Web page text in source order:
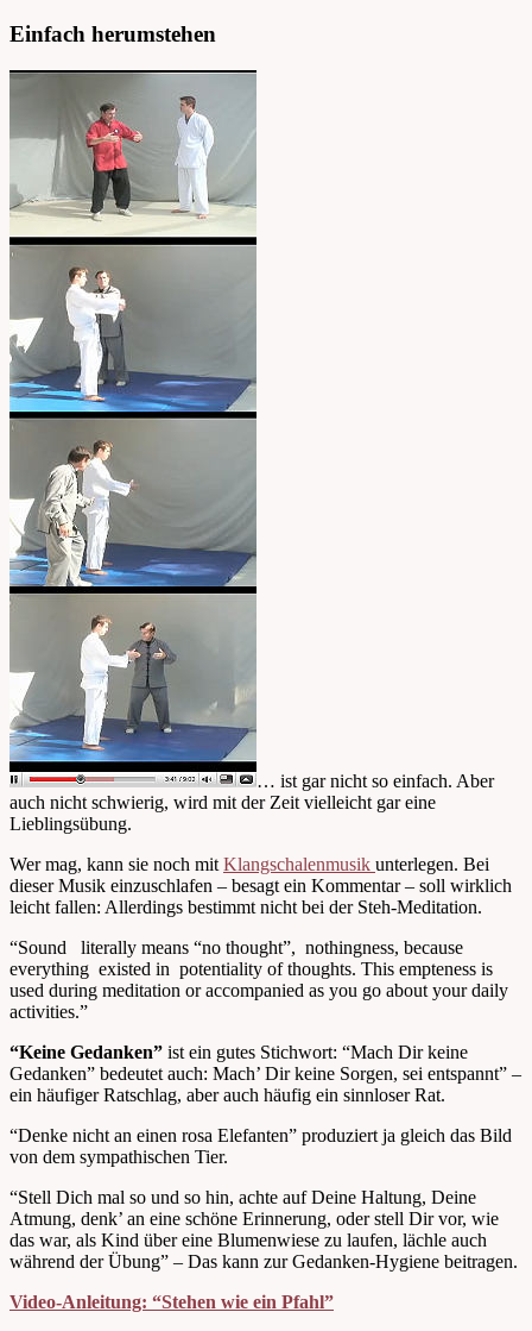
Einfach herumstehen
… ist gar nicht so einfach. Aber
auch nicht schwierig, wird mit der Zeit vielleicht gar eine
Lieblingsübung.
Wer mag, kann sie noch mit Klangschalenmusik unterlegen. Bei
dieser Musik einzuschlafen – besagt ein Kommentar – soll wirklich
leicht fallen: Allerdings bestimmt nicht bei der Steh-Meditation.
“Sound literally means “no thought”, nothingness, because
everything existed in potentiality of thoughts. This empteness is
used during meditation or accompanied as you go about your daily
activities.”
“Keine Gedanken” ist ein gutes Stichwort: “Mach Dir keine
Gedanken” bedeutet auch: Mach’ Dir keine Sorgen, sei entspannt” –
ein häufiger Ratschlag, aber auch häufig ein sinnloser Rat.
“Denke nicht an einen rosa Elefanten” produziert ja gleich das Bild
von dem sympathischen Tier.
“Stell Dich mal so und so hin, achte auf Deine Haltung, Deine
Atmung, denk’ an eine schöne Erinnerung, oder stell Dir vor, wie
das war, als Kind über eine Blumenwiese zu laufen, lächle auch
während der Übung” – Das kann zur Gedanken-Hygiene beitragen.
Video-Anleitung: “Stehen wie ein Pfahl”